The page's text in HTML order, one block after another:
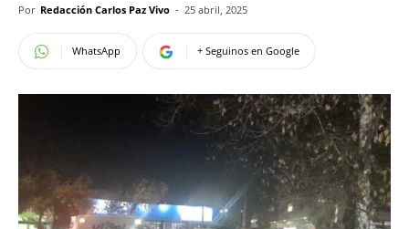
Por Redacción Carlos Paz Vivo - 25 abril, 2025
WhatsApp + Seguinos en Google